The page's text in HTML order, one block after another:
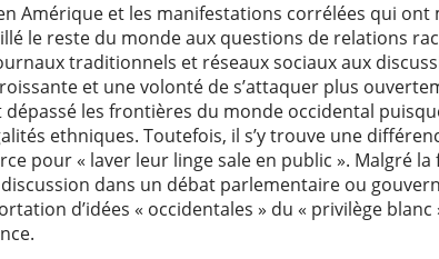
Amérique et les manifestations corrélées qui
le reste du monde aux questions de relations
traditionnels et réseaux sociaux aux
et une volonté de s’attaquer plus
les frontières du monde occidental
ethniques. Toutefois, il s’y trouve une
pour « laver leur linge sale en public ». Malgré la
dans un débat parlementaire ou
d’idées « occidentales » du « privilège blanc